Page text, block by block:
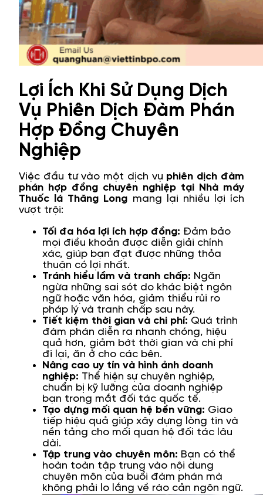
Lợi Ích Khi Sử Dụng Dịch
Vụ Phiên Dịch Đàm Phán
Hợp Đồng Chuyên
Nghiệp
Việc đầu tư vào một dịch vụ phiên dịch đàm
phán hợp đồng chuyên nghiệp tại Nhà máy
Thuốc lá Thăng Long mang lại nhiều lợi ích
vượt trội:
Tối đa hóa lợi ích hợp đồng: Đảm bảo
mọi điều khoản được diễn giải chính
xác, giúp bạn đạt được những thỏa
thuận có lợi nhất.
Tránh hiểu lầm và tranh chấp: Ngăn
ngừa những sai sót do khác biệt ngôn
ngữ hoặc văn hóa, giảm thiểu rủi ro
pháp lý và tranh chấp sau này.
Tiết kiệm thời gian và chi phí: Quá trình
đàm phán diễn ra nhanh chóng, hiệu
quả hơn, giảm bớt thời gian và chi phí
đi lại, ăn ở cho các bên.
Nâng cao uy tín và hình ảnh doanh
nghiệp: Thể hiện sự chuyên nghiệp,
chuẩn bị kỹ lưỡng của doanh nghiệp
bạn trong mắt đối tác quốc tế.
Tạo dựng mối quan hệ bền vững: Giao
tiếp hiệu quả giúp xây dựng lòng tin và
nền tảng cho mối quan hệ đối tác lâu
dài.
Tập trung vào chuyên môn: Bạn có thể
hoàn toàn tập trung vào nội dung
chuyên môn của buổi đàm phán mà
không phải lo lắng về rào cản ngôn ngữ.